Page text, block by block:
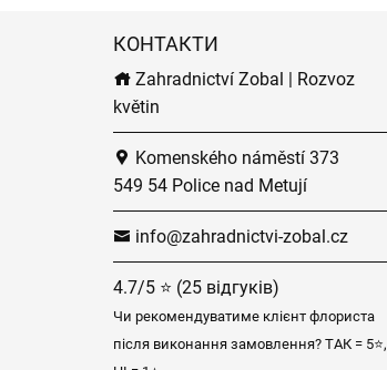
КОНТАКТИ
Zahradnictví Zobal | Rozvoz
květin
Komenského náměstí 373
549 54 Police nad Metují
info@zahradnictvi-zobal.cz
4.7/5 ⭐ (25 відгуків)
Чи рекомендуватиме клієнт флориста
після виконання замовлення? ТАК = 5⭐,